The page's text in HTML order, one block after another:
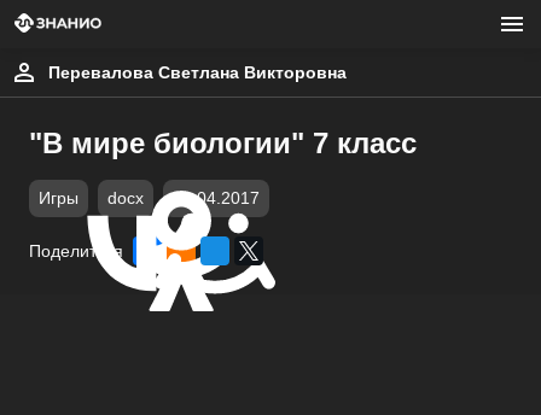
Перевалова Светлана Викторовна
"В мире биологии" 7 класс
Игры docx 01.04.2017
Поделиться